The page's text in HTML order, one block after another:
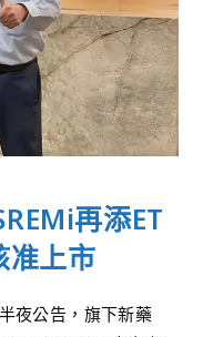
再添ET
准上市
夜公告，旗下新藥